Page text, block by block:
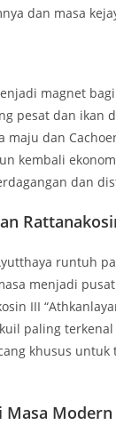
dan masa
magnet
pesat dan ikan
maju dan
kembali
dan
runtuh
menjadi
III
paling
khusus
Masa Modern